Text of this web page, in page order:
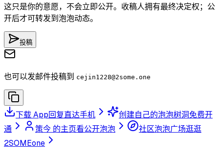
这只是你的意愿，不会立即公开。收稿人拥有最终决定权；公
开后才可转发到泡泡动态。
投稿
也可以发邮件投稿到 cejin1228@2some.one
下载 App回复直达手机 创建自己的泡泡树洞免费开
通
策今 的主页看公开泡泡 社区泡泡广场逛逛
2SOMEone